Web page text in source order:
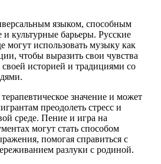
языком, способным
и культурные барьеры. Русские
могут использовать музыку как
чтобы выразить свои чувства
историей и традициями со
значение и может
преодолеть стресс и
среде. Пение и игра на
могут стать способом
помогая справиться с
разлуки с родиной.